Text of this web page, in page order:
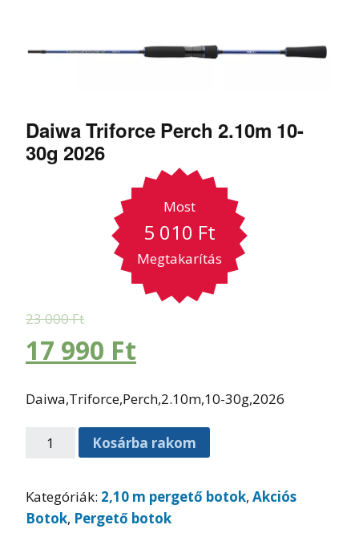
Daiwa Triforce Perch 2.10m 10-
30g 2026
Most
5 010 Ft
Megtakarítás
23 000Ft
17 990 Ft
Daiwa,Triforce,Perch,2.10m,10-30g,2026
Kosárba rakom
Kategóriák: 2,10 m pergető botok, Akciós
Botok, Pergető botok